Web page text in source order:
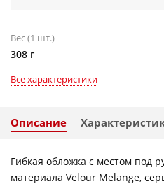
Вес (1 шт.)
308 г
Все характеристики
Описание
Гибкая обложка с местом под
материала Velour Melange,